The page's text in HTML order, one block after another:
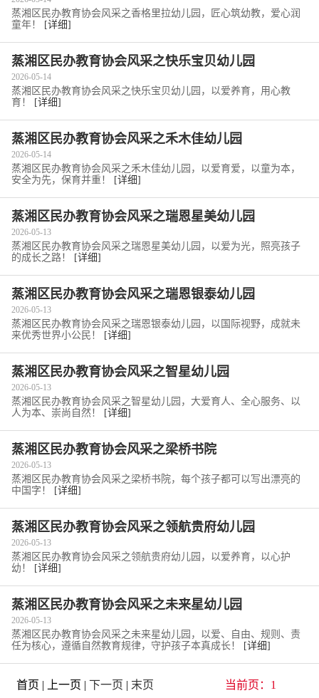
蒸湘区民办教育协会风采之香格里拉幼儿园，匠心筑幼教，爱心润
童年！ [详细]
蒸湘区民办教育协会风采之快乐宝贝幼儿园
2026-05-14
蒸湘区民办教育协会风采之快乐宝贝幼儿园，以爱养育，用心教
育！ [详细]
蒸湘区民办教育协会风采之禾木佳幼儿园
2026-05-14
蒸湘区民办教育协会风采之禾木佳幼儿园，以爱育爱，以童为本，
安全为先，保育并重！ [详细]
蒸湘区民办教育协会风采之瑞恩星美幼儿园
2026-05-13
蒸湘区民办教育协会风采之瑞恩星美幼儿园，以爱为光，照亮孩子
的成长之路！ [详细]
蒸湘区民办教育协会风采之瑞恩银泰幼儿园
2026-05-13
蒸湘区民办教育协会风采之瑞恩银泰幼儿园，以国际视野，成就未
来优秀世界小公民！ [详细]
蒸湘区民办教育协会风采之智星幼儿园
2026-05-13
蒸湘区民办教育协会风采之智星幼儿园，大爱育人、全心服务、以
人为本、崇尚自然！ [详细]
蒸湘区民办教育协会风采之梁桥书院
2026-05-13
蒸湘区民办教育协会风采之梁桥书院，每个孩子都可以写出漂亮的
中国字！ [详细]
蒸湘区民办教育协会风采之领航贵府幼儿园
2026-05-13
蒸湘区民办教育协会风采之领航贵府幼儿园，以爱养育，以心护
幼！ [详细]
蒸湘区民办教育协会风采之未来星幼儿园
2026-05-13
蒸湘区民办教育协会风采之未来星幼儿园，以爱、自由、规则、责
任为核心，遵循自然教育规律，守护孩子本真成长！ [详细]
首页 | 上一页 | 下一页 | 末页 当前页：1